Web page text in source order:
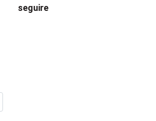
seguire